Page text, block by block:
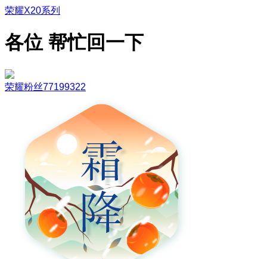
荣耀X20系列
各位 帮忙回一下
荣耀粉丝77199322